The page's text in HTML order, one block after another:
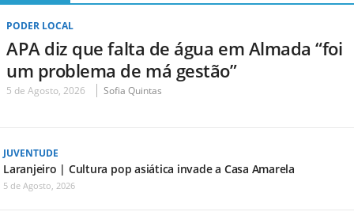
PODER LOCAL
APA diz que falta de água em Almada “foi
um problema de má gestão”
5 de Agosto, 2026 Sofia Quintas
JUVENTUDE
Laranjeiro | Cultura pop asiática invade a Casa Amarela
5 de Agosto, 2026